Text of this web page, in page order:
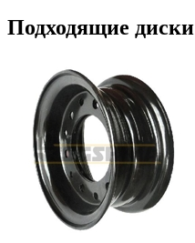
Подходящие диски